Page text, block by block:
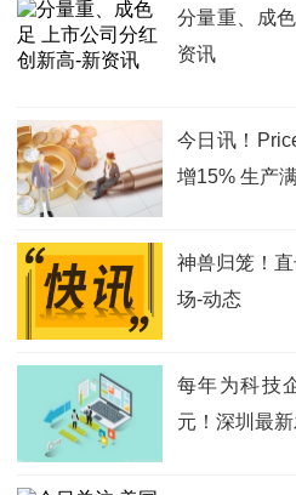
分量重、成
资讯
今日讯！
增15% 生产
神兽归笼！
场-动态
每年为科技
元！深圳最